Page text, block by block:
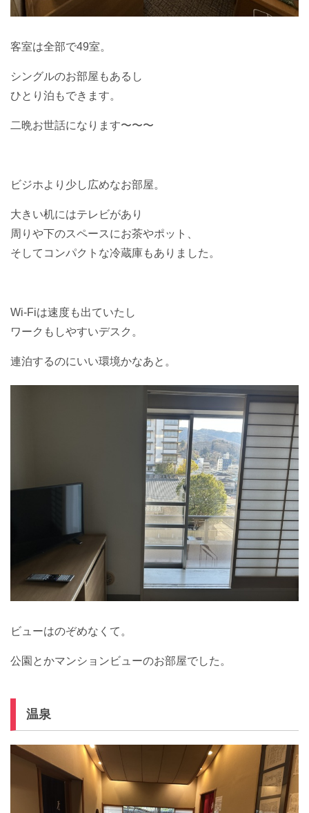
客室は全部で49室。
シングルのお部屋もあるし
ひとり泊もできます。
二晩お世話になります〜〜〜
ビジホより少し広めなお部屋。
大きい机にはテレビがあり
周りや下のスペースにお茶やポット、
そしてコンパクトな冷蔵庫もありました。
Wi-Fiは速度も出ていたし
ワークもしやすいデスク。
連泊するのにいい環境かなあと。
ビューはのぞめなくて。
公園とかマンションビューのお部屋でした。
温泉